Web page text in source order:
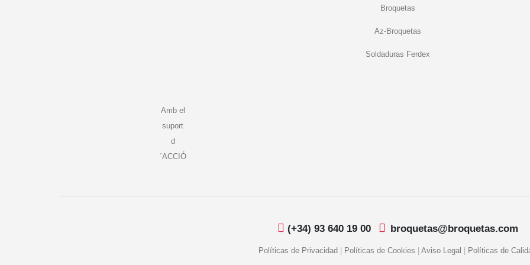
Broquetas
Az-Broquetas
Soldaduras Ferdex
Amb el
suport
d
´ACCIÓ
(+34) 93 640 19 00 broquetas@broquetas.com
Políticas de Privacidad Políticas de Cookies Aviso Legal Políticas de